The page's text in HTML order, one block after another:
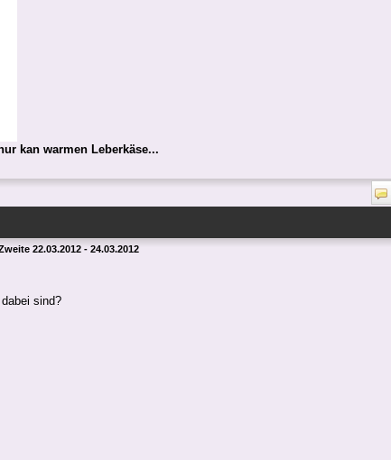
kan warmen Leberkäse...
22.03.2012 - 24.03.2012
sind?